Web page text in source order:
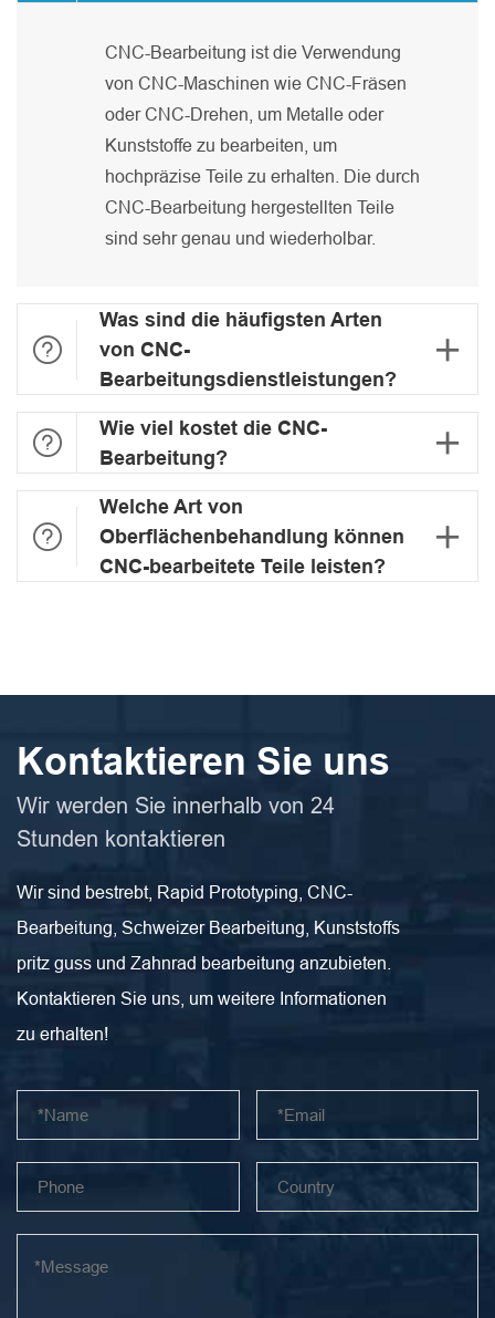
CNC-Bearbeitung ist die Verwendung
von CNC-Maschinen wie CNC-Fräsen
oder CNC-Drehen, um Metalle oder
Kunststoffe zu bearbeiten, um
hochpräzise Teile zu erhalten. Die durch
CNC-Bearbeitung hergestellten Teile
sind sehr genau und wiederholbar.

Was sind die häufigsten Arten
von CNC-
Bearbeitungsdienstleistungen?


Wie viel kostet die CNC-
Bearbeitung?


Welche Art von
Oberflächenbehandlung können
CNC-bearbeitete Teile leisten?

Kontaktieren Sie uns
Wir werden Sie innerhalb von 24
Stunden kontaktieren
Wir sind bestrebt, Rapid Prototyping, CNC-
Bearbeitung, Schweizer Bearbeitung, Kunststoffs
pritz guss und Zahnrad bearbeitung anzubieten.
Kontaktieren Sie uns, um weitere Informationen
zu erhalten!